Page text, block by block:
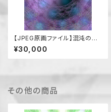
【JPEG原画ファイル】混沌の中
の安穏
¥30,000
その他の商品